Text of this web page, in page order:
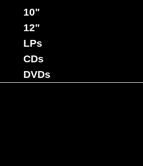
10"
12"
LPs
CDs
DVDs